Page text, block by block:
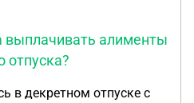
алименты
отпуска?
в декретном отпуске с